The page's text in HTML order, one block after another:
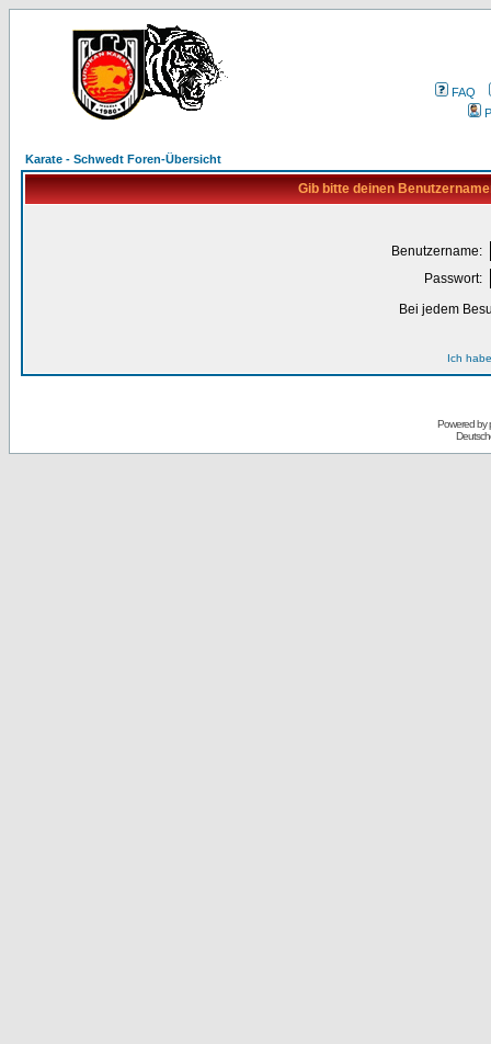
FAQ
Karate - Schwedt Foren-Übersicht
Gib bitte deinen
Benutzername:
Passwort:
Bei jedem
Ich
Powered by